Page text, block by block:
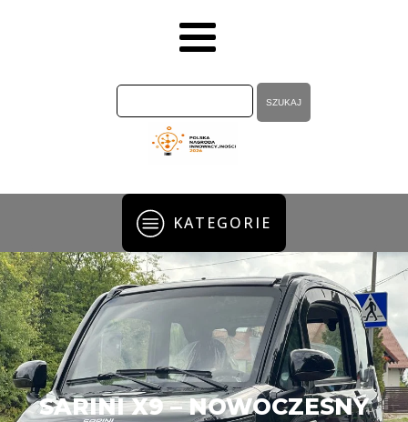
KATEGORIE
SARINI X9 – NOWOCZESNY